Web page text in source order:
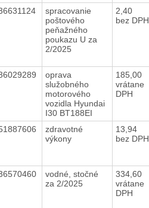
spracovanie
poštového
peňažného
poukazu U za
2/2025
2,40
bez DPH
oprava
služobného
motorového
vozidla Hyundai
I30 BT188EI
185,00
vrátane
DPH
zdravotné
výkony
13,94
bez DPH
vodné, stočné
za 2/2025
334,60
vrátane
DPH